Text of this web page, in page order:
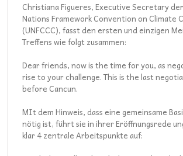
Christiana Figueres, Executive Secretary
Nations Framework Convention on Climate
(UNFCCC), fasst den ersten und einzigen
Treffens wie folgt zusammen:
Dear friends, now is the time for you, as
rise to your challenge. This is the last
before Cancun.
MIt dem Hinweis, dass eine gemeinsame
nötig ist, führt sie in ihrer Eröffnungsrede
klar 4 zentrale Arbeitspunkte auf: